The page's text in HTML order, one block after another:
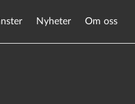
Nyheter Om oss